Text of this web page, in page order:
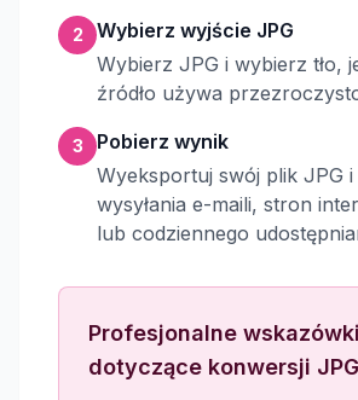
2
Wybierz wyjście JPG
Wybierz JPG i wybierz tło,
źródło używa
3
Pobierz wynik
Wyeksportuj swój plik JPG
wysyłania e-maili, stron
lub codziennego
Profesjonalne wskazówki
dotyczące konwersji JPG